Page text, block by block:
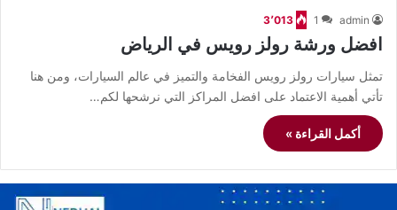
admin
1 3٬013
افضل ورشة رولز رويس في الرياض
تمثل سيارات رولز رويس الفخامة والتميز في عالم السيارات، ومن هنا
تأتي أهمية الاعتماد على افضل المراكز التي نرشحها لكم…
أكمل القراءة »